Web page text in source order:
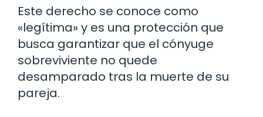
Este derecho se conoce como
«legítima» y es una protección que
busca garantizar que el cónyuge
sobreviviente no quede
desamparado tras la muerte de su
pareja.